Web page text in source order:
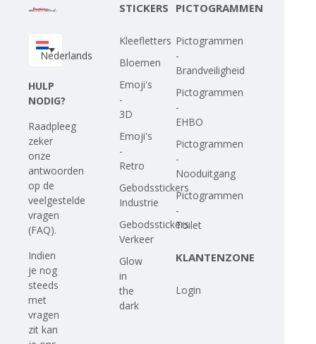
Nederlands
HULP
NODIG?
Raadpleeg
zeker
onze
antwoorden
op de
veelgestelde
vragen
(FAQ).
Indien
je nog
steeds
met
vragen
zit kan
STICKERS
Kleefletters
Bloemen
Emoji's
-
3D
Emoji's
-
Retro
Gebodsstickers
Industrie
Gebodsstickers
Verkeer
Glow
in
the
dark
PICTOGRAMMEN
Pictogrammen
-
Brandveiligheid
Pictogrammen
-
EHBO
Pictogrammen
-
Nooduitgang
Pictogrammen
-
Toilet
KLANTENZONE
Login